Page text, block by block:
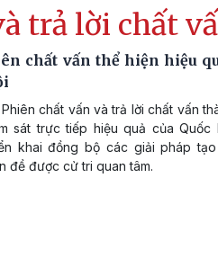
trả lời chất
chất vấn thể hiện hiệu
chất vấn và trả lời chất vấn
sát trực tiếp hiệu quả của Quốc
khai đồng bộ các giải pháp
đề được cử tri quan tâm.